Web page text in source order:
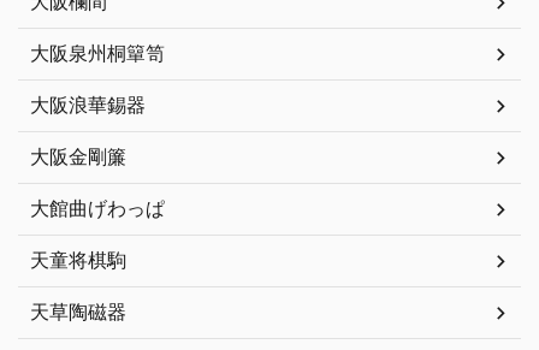
大阪泉州桐簞笥
大阪浪華錫器
大阪金剛簾
大館曲げわっぱ
天童将棋駒
天草陶磁器